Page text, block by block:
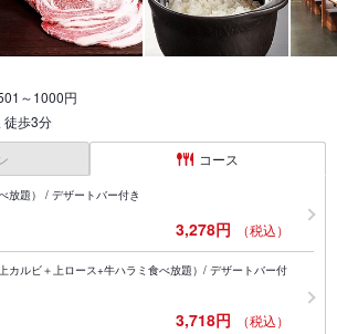
～1000円
徒歩3分
コース
放題） / デザートバー付き
3,278円 （税込）
カルビ＋上ロース+牛ハラミ食べ放題）/ デザートバー付
3,718円 （税込）